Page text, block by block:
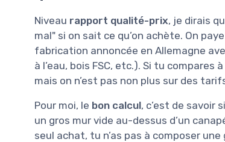
Niveau rapport qualité-prix, je dirais
mal" si on sait ce qu’on achète. On
fabrication annoncée en Allemagne
à l’eau, bois FSC, etc.). Si tu
mais on n’est pas non plus sur des
Pour moi, le bon calcul, c’est de savoir
un gros mur vide au-dessus d’un
seul achat, tu n’as pas à composer